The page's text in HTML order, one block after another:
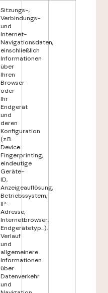
Sitzungs-,
Verbindungs-
und
Internet-
Navigationsdaten,
einschließlich
Informationen
über
Ihren
Browser
oder
Ihr
Endgerät
und
deren
Konfiguration
(z.B.
Device
Fingerprinting,
eindeutige
Geräte-
ID,
Anzeigeauflösung,
Betriebssystem,
IP-
Adresse,
Internetbrowser,
Endgerätetyp...),
Verlauf
und
allgemeinere
Informationen
über
Datenverkehr
und